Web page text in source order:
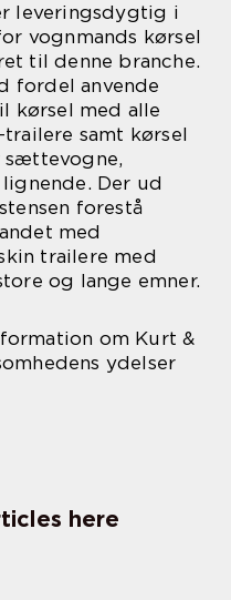
leveringsdygtig i
vognmands kørsel
til denne branche.
fordel anvende
kørsel med alle
samt kørsel
sættevogne,
Der ud
forestå
med
trailere med
og lange emner.
om Kurt &
ydelser
here